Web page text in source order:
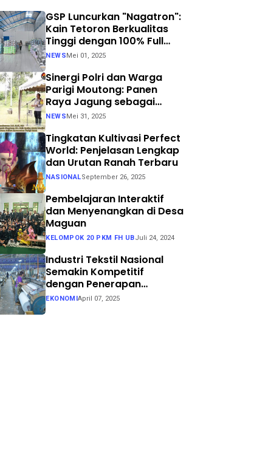
GSP Luncurkan "Nagatron":
Kain Tetoron Berkualitas
Tinggi dengan 100% Full
Process
NEWS Mei 01, 2025
Sinergi Polri dan Warga
Parigi Moutong: Panen
Raya Jagung sebagai
Langkah Nyata Menuju
NEWS Mei 31, 2025
Tingkatan Kultivasi Perfect
World: Penjelasan Lengkap
dan Urutan Ranah Terbaru
NASIONALSeptember 26, 2025
Pembelajaran Interaktif
dan Menyenangkan di Desa
Maguan
KELOMPOK 20 PKM FH UBJuli 24, 2024
Industri Tekstil Nasional
Semakin Kompetitif
dengan Penerapan
Teknologi Air Jet Loom dan
EKONOMIApril 07, 2025